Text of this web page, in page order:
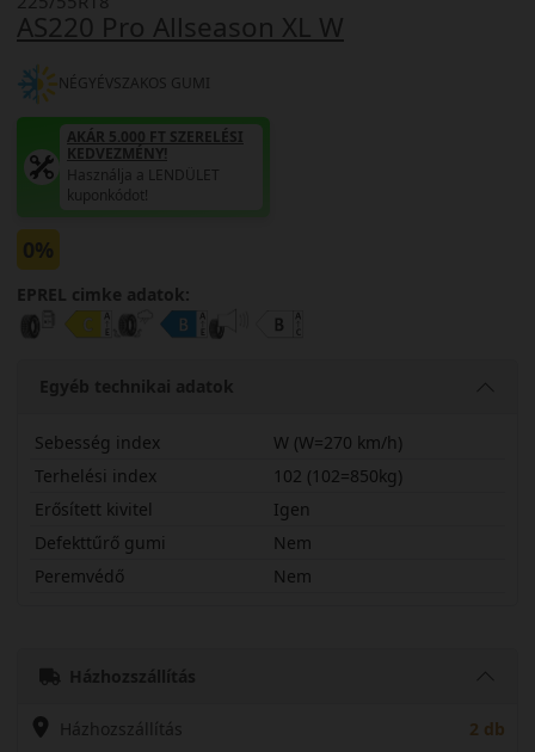
AS220 Pro Allseason XL W
NÉGYÉVSZAKOS GUMI
AKÁR 5.000 FT SZERELÉSI
KEDVEZMÉNY!
Használja a LENDÜLET
kuponkódot!
0%
EPREL cimke adatok:
Egyéb technikai adatok
Sebesség index
W (W=270 km/h)
Terhelési index
102 (102=850kg)
Erősített kivitel
Igen
Defekttűrő gumi
Nem
Peremvédő
Nem
Házhozszállítás
Házhozszállítás 2 db